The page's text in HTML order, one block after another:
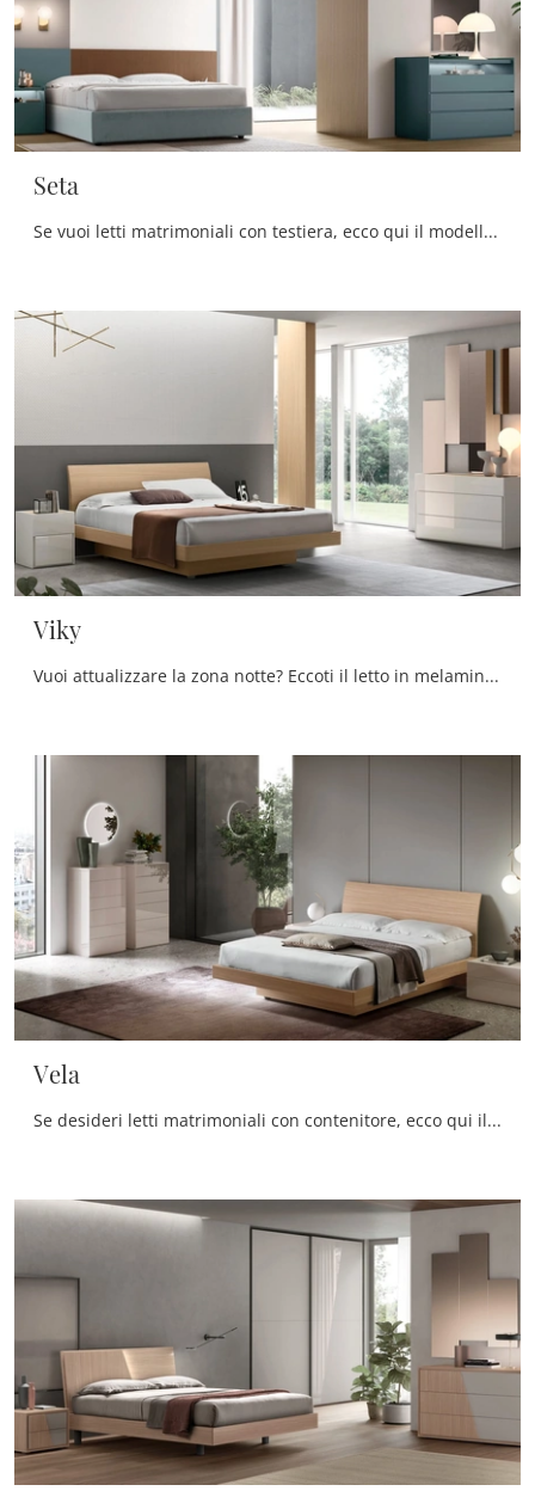
Seta
Se vuoi letti matrimoniali con testiera, ecco qui il modello Seta in melaminico per arricchire la zona notte.
Viky
Vuoi attualizzare la zona notte? Eccoti il letto in melaminico Viky di Maronese per spazi moderni.
Vela
Se desideri letti matrimoniali con contenitore, ecco qui il modello Vela in melaminico per valorizzare la camera da letto.